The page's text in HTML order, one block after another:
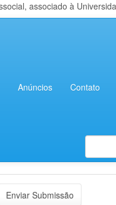
associado à
Anúncios Contato
Enviar Submissão